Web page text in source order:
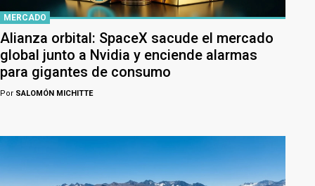
MERCADO
Alianza orbital: SpaceX sacude el mercado
global junto a Nvidia y enciende alarmas
para gigantes de consumo
Por SALOMÓN MICHITTE